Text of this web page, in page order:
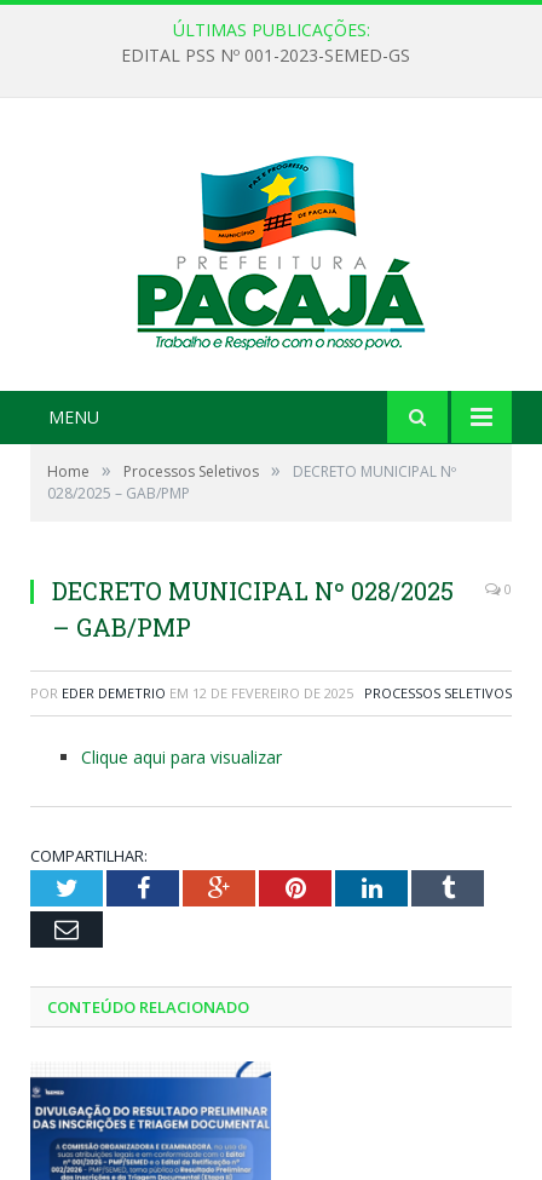
ÚLTIMAS PUBLICAÇÕES:
EDITAL PSS Nº 001-2023-SEMED-GS
MENU
Home » Processos Seletivos »
DECRETO MUNICIPAL Nº
028/2025 – GAB/PMP
DECRETO MUNICIPAL Nº 028/2025
– GAB/PMP
0
POR EDER DEMETRIO EM 12 DE FEVEREIRO DE 2025 PROCESSOS SELETIVOS
Clique aqui para visualizar
COMPARTILHAR:
TwitterFacebookGoogle+PinterestLinkedInTumblr
Email
CONTEÚDO RELACIONADO